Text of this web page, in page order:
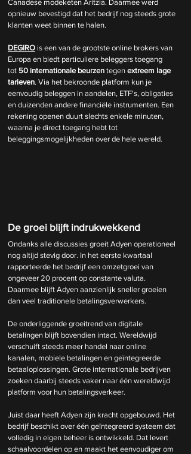
Canadese modeketen Aritzia. Daarmee werd
opnieuw bevestigd dat het bedrijf nog steeds grote
klanten weet binnen te halen.
DEGIRO is een van de grootste online brokers van
Europa en biedt particuliere beleggers toegang
tot 50 internationale beurzen tegen extreem lage
tarieven. Via het bekroonde platform kun je
eenvoudig beleggen in aandelen, ETF's, obligaties
en duizenden andere financiële instrumenten. Een
rekening openen duurt slechts enkele minuten,
waarna je direct toegang hebt tot
beleggingsmogelijkheden over de hele wereld.
De groei blijft indrukwekkend
Ondanks alle discussies groeit Adyen operationeel
nog altijd stevig door. In het eerste kwartaal
rapporteerde het bedrijf een omzetgroei van
ongeveer 20 procent op constante valuta.
Daarmee blijft Adyen aanzienlijk sneller groeien
dan veel traditionele betalingsverwerkers.
De onderliggende groeitrend van digitale
betalingen blijft bovendien intact. Wereldwijd
verschuift steeds meer handel naar online
kanalen, mobiele betalingen en geïntegreerde
betaaloplossingen. Grote internationale bedrijven
zoeken daarbij steeds vaker naar één wereldwijd
platform voor hun betalingsverkeer.
Juist daar heeft Adyen zijn kracht opgebouwd. Het
bedrijf beschikt over één geïntegreerd systeem dat
volledig in eigen beheer is ontwikkeld. Dat levert
schaalvoordelen op en maakt het eenvoudiger om